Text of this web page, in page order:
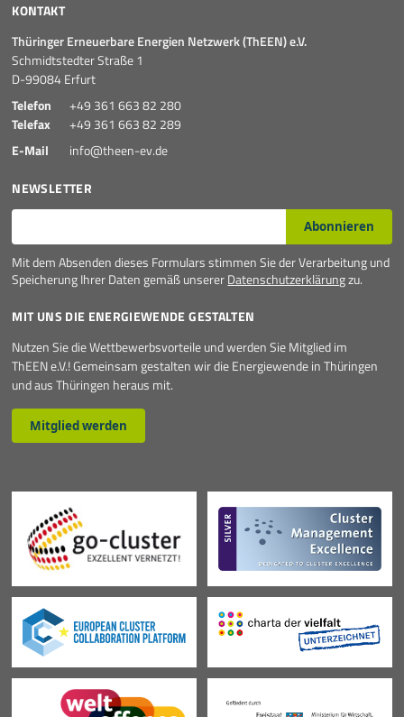
KONTAKT
Thüringer Erneuerbare Energien Netzwerk (ThEEN) e.V.
Schmidtstedter Straße 1
D-99084 Erfurt
Telefon
+49 361 663 82 280
Telefax
+49 361 663 82 289
E-Mail
info@theen-ev.de
NEWSLETTER
E-Mail* Abonnieren
Mit dem Absenden dieses Formulars stimmen Sie der Verarbeitung und
Speicherung Ihrer Daten gemäß unsererDatenschutzerklärungzu.
MIT UNS DIE ENERGIEWENDE GESTALTEN
Nutzen Sie die Wettbewerbsvorteile und werden Sie Mitglied im
ThEEN e.V.! Gemeinsam gestalten wir die Energiewende in Thüringen
und aus Thüringen heraus mit.
Mitglied werden